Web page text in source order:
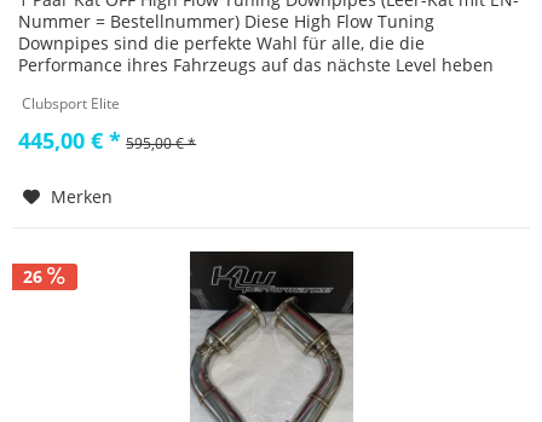
Nummer = Bestellnummer) Diese High Flow Tuning
Downpipes sind die perfekte Wahl für alle, die die
Performance ihres Fahrzeugs auf das nächste Level heben
Clubsport Elite
445,00 € * 595,00 € *
Merken
26